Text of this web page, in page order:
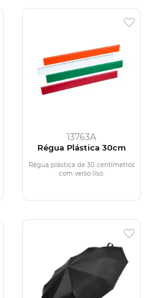
13763A
Régua Plástica 30cm
Régua plástica de 30 centímetros
com verso liso.